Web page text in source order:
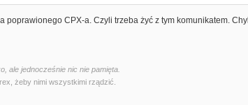
poprawionego CPX-a. Czyli trzeba żyć z tym komunikatem.
ale jednocześnie nic nie pamięta.
żeby nimi wszystkimi rządzić.